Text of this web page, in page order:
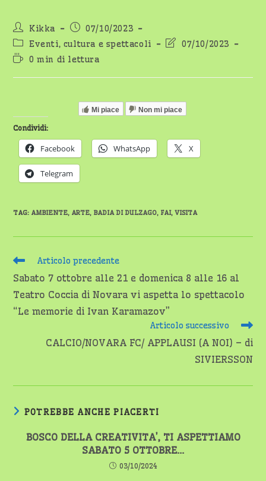
Autore
dell'articolo:
Kikka
Articolo
pubblicato:
07/10/2023
Categoria
dell'articolo:
Eventi, cultura e spettacoli
Ultima07/10/2023
Tempo
lettura:
0 min di lettura
Mi piace Non mi piace
Condividi:
Facebook WhatsApp X
Telegram
TAG: AMBIENTE, ARTE, BADIA DI DULZAGO, FAI, VISITA
Leggi
articoli
Articolo precedente
Sabato 7 ottobre alle 21 e domenica 8 alle 16 al
Teatro Coccia di Novara vi aspetta lo spettacolo
“Le memorie di Ivan Karamazov”
Articolo successivo
CALCIO/NOVARA FC/ APPLAUSI (A NOI) – di
SIVIERSSON
POTREBBE ANCHE PIACERTI
BOSCO DELLA CREATIVITA’, TI ASPETTIAMO
SABATO 5 OTTOBRE…
03/10/2024